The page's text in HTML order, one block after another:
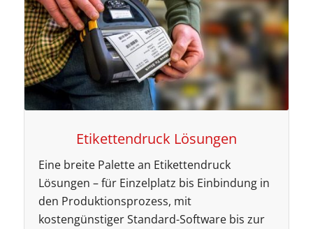
Etikettendruck Lösungen
Eine breite Palette an Etikettendruck
Lösungen – für Einzelplatz bis Einbindung in
den Produktionsprozess, mit
kostengünstiger Standard-Software bis zur